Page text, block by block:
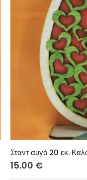
Σταντ αυγό 20 εκ.
15.00 €